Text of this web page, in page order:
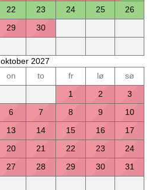
22 23 24 25
26
29
30
oktober 2027
on to fr lø
sø
1 2
3
6 7 8 9
10
13 14 15 16
17
20 21 22 23
24
27 28 29 30
31